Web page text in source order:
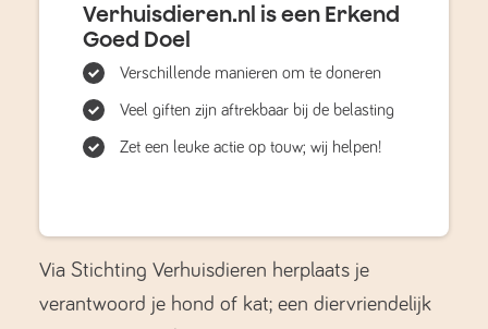
Verhuisdieren.nl is een Erkend
Goed Doel
Verschillende manieren om te doneren
Veel giften zijn aftrekbaar bij de belasting
Zet een leuke actie op touw; wij helpen!
Via Stichting Verhuisdieren herplaats je
verantwoord je hond of kat; een diervriendelijk